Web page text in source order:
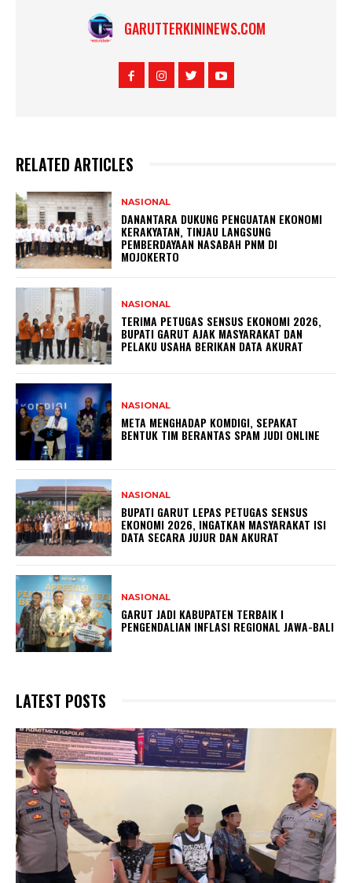
GARUTTERKININEWS.COM
RELATED ARTICLES
NASIONAL
DANANTARA DUKUNG PENGUATAN EKONOMI
KERAKYATAN, TINJAU LANGSUNG
PEMBERDAYAAN NASABAH PNM DI
MOJOKERTO
NASIONAL
TERIMA PETUGAS SENSUS EKONOMI 2026,
BUPATI GARUT AJAK MASYARAKAT DAN
PELAKU USAHA BERIKAN DATA AKURAT
NASIONAL
META MENGHADAP KOMDIGI, SEPAKAT
BENTUK TIM BERANTAS SPAM JUDI ONLINE
NASIONAL
BUPATI GARUT LEPAS PETUGAS SENSUS
EKONOMI 2026, INGATKAN MASYARAKAT ISI
DATA SECARA JUJUR DAN AKURAT
NASIONAL
GARUT JADI KABUPATEN TERBAIK I
PENGENDALIAN INFLASI REGIONAL JAWA-BALI
LATEST POSTS